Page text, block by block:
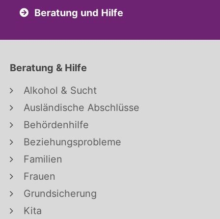
Beratung und Hilfe
Beratung & Hilfe
Alkohol & Sucht
Ausländische Abschlüsse
Behördenhilfe
Beziehungsprobleme
Familien
Frauen
Grundsicherung
Kita